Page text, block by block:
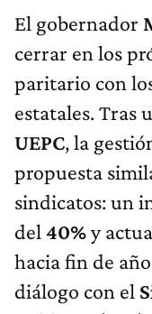
El gobernador
cerrar en los
paritario con
estatales. Tras
UEPC, la
propuesta
sindicatos: un
del 40%y
hacia fin de
diálogo con el